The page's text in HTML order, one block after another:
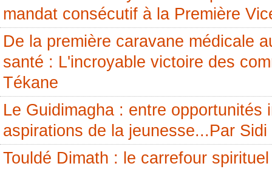
mandat consécutif à la Première
De la première caravane médicale
santé : L'incroyable victoire des
Tékane
Le Guidimagha : entre opportunités
aspirations de la jeunesse...Par
Touldé Dimath : le carrefour